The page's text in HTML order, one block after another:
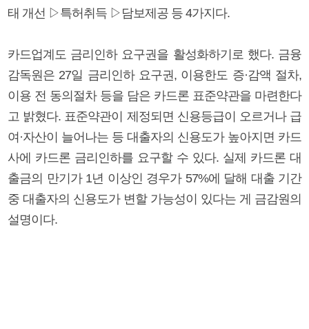
태 개선 ▷특허취득 ▷담보제공 등 4가지다.
카드업계도 금리인하 요구권을 활성화하기로 했다. 금융
감독원은 27일 금리인하 요구권, 이용한도 증·감액 절차,
이용 전 동의절차 등을 담은 카드론 표준약관을 마련한다
고 밝혔다. 표준약관이 제정되면 신용등급이 오르거나 급
여·자산이 늘어나는 등 대출자의 신용도가 높아지면 카드
사에 카드론 금리인하를 요구할 수 있다. 실제 카드론 대
출금의 만기가 1년 이상인 경우가 57%에 달해 대출 기간
중 대출자의 신용도가 변할 가능성이 있다는 게 금감원의
설명이다.